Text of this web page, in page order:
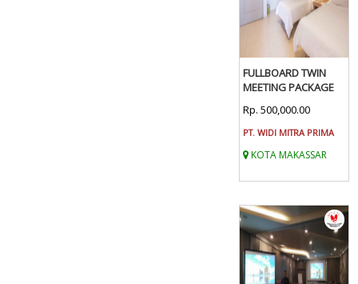
FULLBOARD TWIN
MEETING PACKAGE
Rp. 500,000.00
PT. WIDI MITRA PRIMA
KOTA MAKASSAR